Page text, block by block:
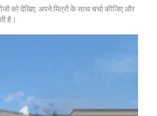
को देखिए, अपने मित्रों के साथ चर्चा कीजिए और
है।